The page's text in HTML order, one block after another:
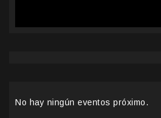
No hay ningún eventos próximo.